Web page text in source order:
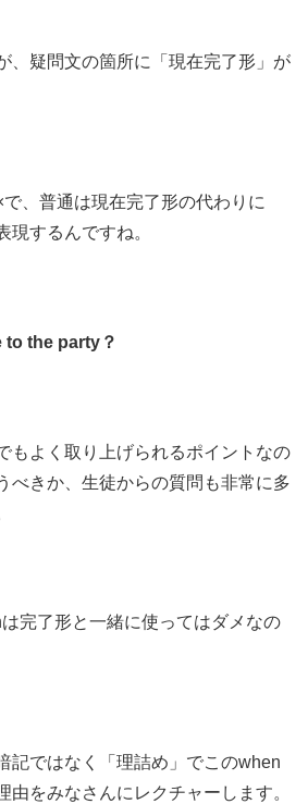
、疑問文の箇所に「現在完了形」が
、普通は現在完了形の代わりに
現するんですね。
to the party？
もよく取り上げられるポイントなの
べきか、生徒からの質問も非常に多
完了形と一緒に使ってはダメなの
記ではなく「理詰め」でこのwhen
由をみなさんにレクチャーします。